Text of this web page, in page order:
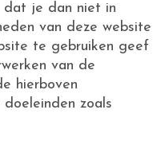
dat je dan niet in
van deze website
te gebruiken geef
van de
hierboven
zoals